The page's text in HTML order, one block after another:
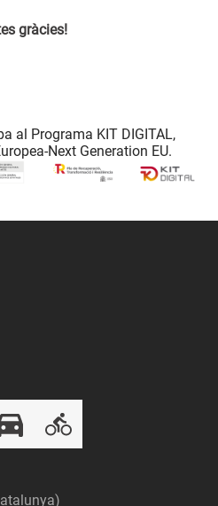
gràcies!
al Programa KIT DIGITAL,
Next Generation EU.